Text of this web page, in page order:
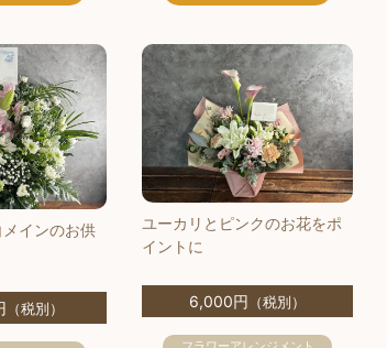
インのお供
（税別）
ユーカリとピンクのお花をポ
イントに
6,000円 （税別）